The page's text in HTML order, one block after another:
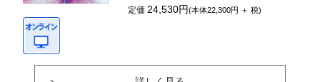
定価24,530円(本体22,300円 ＋ 税)